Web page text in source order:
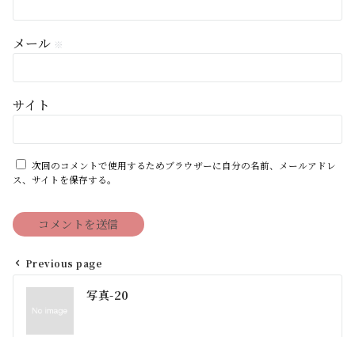
メール ※
サイト
次回のコメントで使用するためブラウザーに自分の名前、メールアドレ
ス、サイトを保存する。
投
Previous page
写真-20